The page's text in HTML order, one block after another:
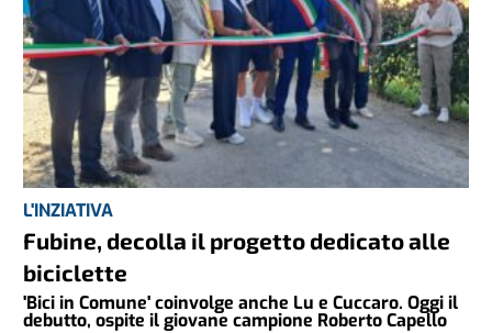
L'INZIATIVA
Fubine, decolla il progetto dedicato alle
biciclette
'Bici in Comune' coinvolge anche Lu e Cuccaro. Oggi il
debutto, ospite il giovane campione Roberto Capello